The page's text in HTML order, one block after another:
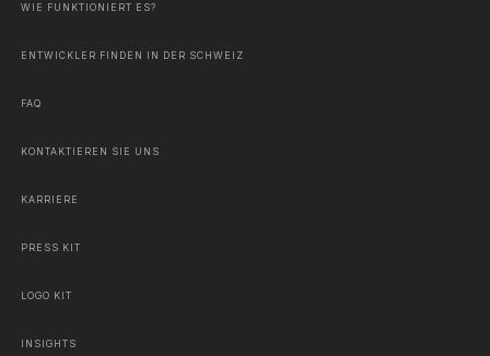
WIE FUNKTIONIERT ES?
ENTWICKLER FINDEN IN DER SCHWEIZ
FAQ
KONTAKTIEREN SIE UNS
KARRIERE
PRESS KIT
LOGO KIT
INSIGHTS